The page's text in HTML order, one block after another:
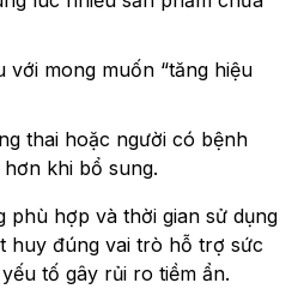
với mong muốn “tăng hiệu
thai hoặc người có bệnh
khi bổ sung.
phù hợp và thời gian sử dụng
huy đúng vai trò hỗ trợ sức
tố gây rủi ro tiềm ẩn.